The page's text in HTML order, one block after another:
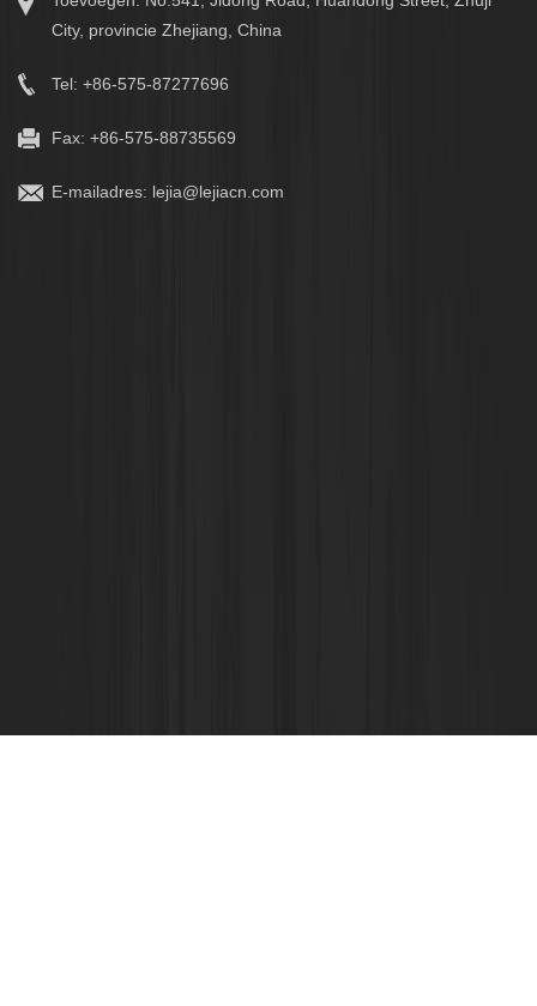
City, provincie Zhejiang, China
Tel: +86-575-87277696
Fax: +86-575-88735569
E-mailadres: lejia@lejiacn.com